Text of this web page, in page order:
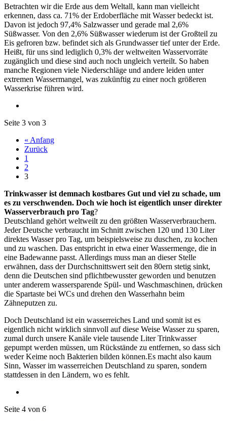
Betrachten wir die Erde aus dem Weltall, kann man vielleicht
erkennen, dass ca. 71% der Erdoberfläche mit Wasser bedeckt ist.
Davon ist jedoch 97,4% Salzwasser und gerade mal 2,6%
Süßwasser. Von den 2,6% Süßwasser wiederum ist der Großteil zu
Eis gefroren bzw. befindet sich als Grundwasser tief unter der Erde.
Heißt, für uns sind lediglich 0,3% der weltweiten Wasservorräte
zugänglich und diese sind auch noch ungleich verteilt. So haben
manche Regionen viele Niederschläge und andere leiden unter
extremen Wassermangel, was zukünftig zu einer noch größeren
Wasserkrise führen wird.
Seite 3 von 3
« Anfang
Zurück
1
2
3
Trinkwasser ist demnach kostbares Gut und viel zu schade, um
es zu verschwenden. Doch wie hoch ist eigentlich unser direkter
Wasserverbrauch pro Tag?
Deutschland gehört weltweilt zu den größten Wasserverbrauchern.
Jeder Deutsche verbraucht im Schnitt zwischen 120 und 130 Liter
direktes Wasser pro Tag, um beispielsweise zu duschen, zu kochen
und zu waschen. Das entspricht in etwa einer Wassermenge, die in
eine Badewanne passt. Allerdings muss man an dieser Stelle
erwähnen, dass der Durchschnittswert seit den 80ern stetig sinkt,
denn die Deutschen sind pflichtbewusster geworden und benutzen
unter anderem wassersparende Spül- und Waschmaschinen, drücken
die Spartaste bei WCs und drehen den Wasserhahn beim
Zähneputzen zu.
Doch Deutschland ist ein wasserreiches Land und somit ist es
eigentlich nicht wirklich sinnvoll auf diese Weise Wasser zu sparen,
zumal durch unsere Kanäle viele tausende Liter Trinkwasser
gepumpt werden müssen, um Rückstände zu entfernen, so dass sich
weder Keime noch Bakterien bilden können.Es macht also kaum
Sinn, Wasser im wasserreichen Deutschland zu sparen, sondern
stattdessen in den Ländern, wo es fehlt.
Seite 4 von 6